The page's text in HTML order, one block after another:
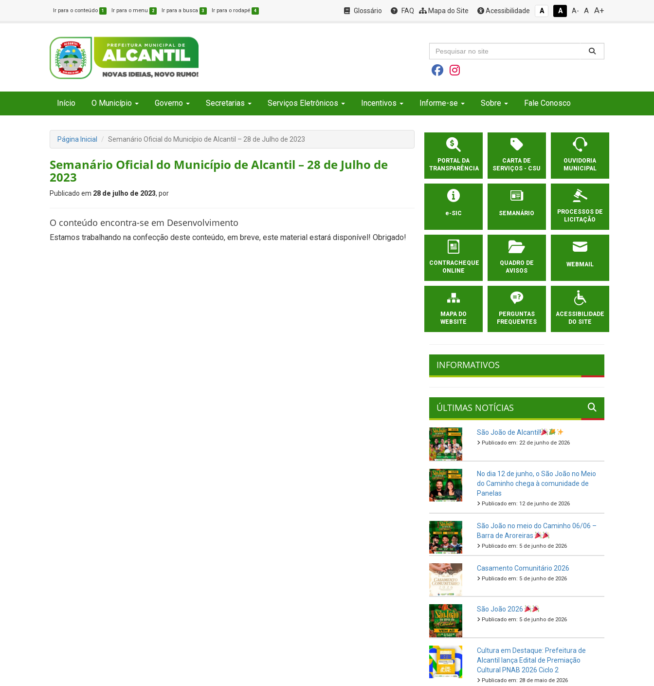
Ir para o conteúdo 1 Ir para o menu 2 Ir para a busca 3 Ir para o rodapé 4 Glossário FAQ Mapa do Site Acessibilidade A A A- A A+
Início O Município Governo Secretarias Serviços Eletrônicos Incentivos Informe-se Sobre Fale Conosco
Página Inicial Semanário Oficial do Município de Alcantil – 28 de Julho de 2023
Semanário Oficial do Município de Alcantil – 28 de Julho de
2023
Publicado em 28 de julho de 2023, por
O conteúdo encontra-se em Desenvolvimento
Estamos trabalhando na confecção deste conteúdo, em breve, este material estará disponível! Obrigado!
PORTAL DA
TRANSPARÊNCIA
CARTA DE
SERVIÇOS - CSU
OUVIDORIA
MUNICIPAL
e-SIC SEMANÁRIO
PROCESSOS DE
LICITAÇÃO
CONTRACHEQUE
ONLINE
QUADRO DE
AVISOS
WEBMAIL
MAPA DO
WEBSITE
PERGUNTAS
FREQUENTES
ACESSIBILIDADE
DO SITE
INFORMATIVOS
ÚLTIMAS NOTÍCIAS
São João de Alcantil!
Publicado em: 22 de junho de 2026
No dia 12 de junho, o São João no Meio
do Caminho chega à comunidade de
Panelas
Publicado em: 12 de junho de 2026
São João no meio do Caminho 06/06 –
Barra de Aroreiras
Publicado em: 5 de junho de 2026
Casamento Comunitário 2026
Publicado em: 5 de junho de 2026
São João 2026
Publicado em: 5 de junho de 2026
Cultura em Destaque: Prefeitura de
Alcantil lança Edital de Premiação
Cultural PNAB 2026 Ciclo 2
Publicado em: 28 de maio de 2026